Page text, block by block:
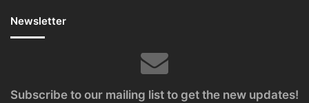
Newsletter
Subscribe to our mailing list to get the new updates!